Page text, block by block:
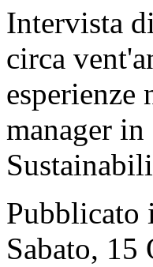
Intervista
circa
esperienze
manager
Pubblicato
Sabato, 15